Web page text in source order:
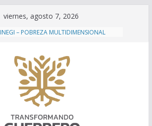
viernes, agosto 7, 2026
INEGI – POBREZA MULTIDIMENSIONAL
Formatos Presupuesto 2027
Formatos Presupuesto 2026
Capacitación a personal 2025 de la
Direccion General de Evaluación de la
SEPLADER